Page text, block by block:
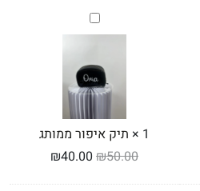
תיק
איפור
1
× תיק איפור ממותג
₪50.00
₪40.00